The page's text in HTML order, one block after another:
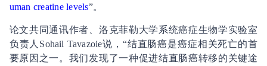
uman creatine levels”。
论文共同通讯作者、洛克菲勒大学系统癌症生物学实验室
负责人Sohail Tavazoie说，“结直肠癌是癌症相关死亡的首
要原因之一。我们发现了一种促进结直肠癌转移的关键途